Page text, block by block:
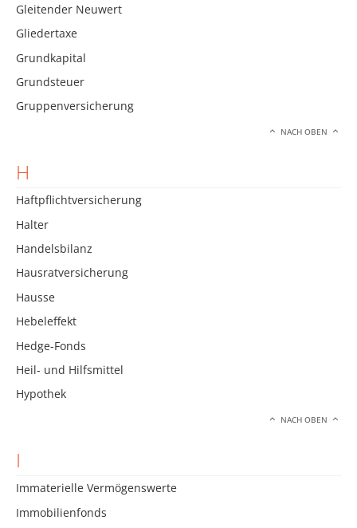
Gleitender Neuwert
Gliedertaxe
Grundkapital
Grundsteuer
Gruppenversicherung
NACH OBEN
H
Haftpflichtversicherung
Halter
Handelsbilanz
Hausratversicherung
Hausse
Hebeleffekt
Hedge-Fonds
Heil- und Hilfsmittel
Hypothek
NACH OBEN
I
Immaterielle Vermögenswerte
Immobilienfonds